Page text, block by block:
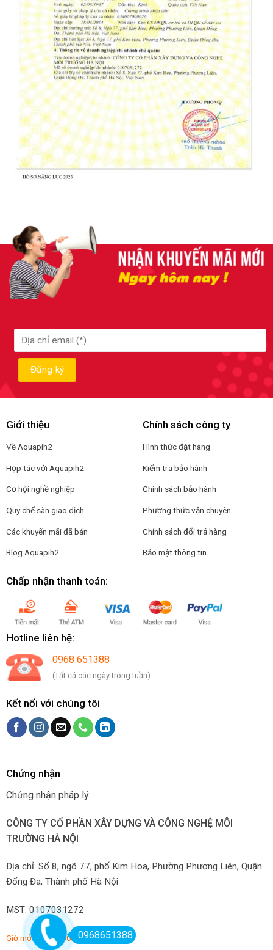
Giới thiệu
Về Aquapih2
Hợp tác với Aquapih2
Cơ hội nghề nghiệp
Quy chế sàn giao dịch
Các khuyến mãi đã bán
Blog Aquapih2
Chính sách công ty
Hình thức đặt hàng
Kiểm tra bảo hành
Chính sách bảo hành
Phương thức vận chuyên
Chính sách đổi trả hàng
Bảo mật thông tin
Chấp nhận thanh toán:
Hotline liên hệ:
0968 651388
(Tất cả các ngày trong tuần)
Kết nối với chúng tôi
Chứng nhận
Chứng nhận pháp lý
CÔNG TY CỔ PHẦN XÂY DỰNG VÀ CÔNG NGHỆ MÔI
TRƯỜNG HÀ NỘI
Địa chỉ: Số 8, ngõ 77, phố Kim Hoa, Phường Phương Liên, Quận
Đống Đa, Thành phố Hà Nội
MST: 0107031272
Giờ mở hàng: 7:00-22:00 hàng ngày
0968651388